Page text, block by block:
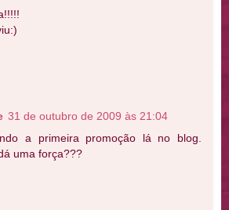
31 de outubro de 2009 às 21:04
a primeira promoção lá no blog.
uma força???